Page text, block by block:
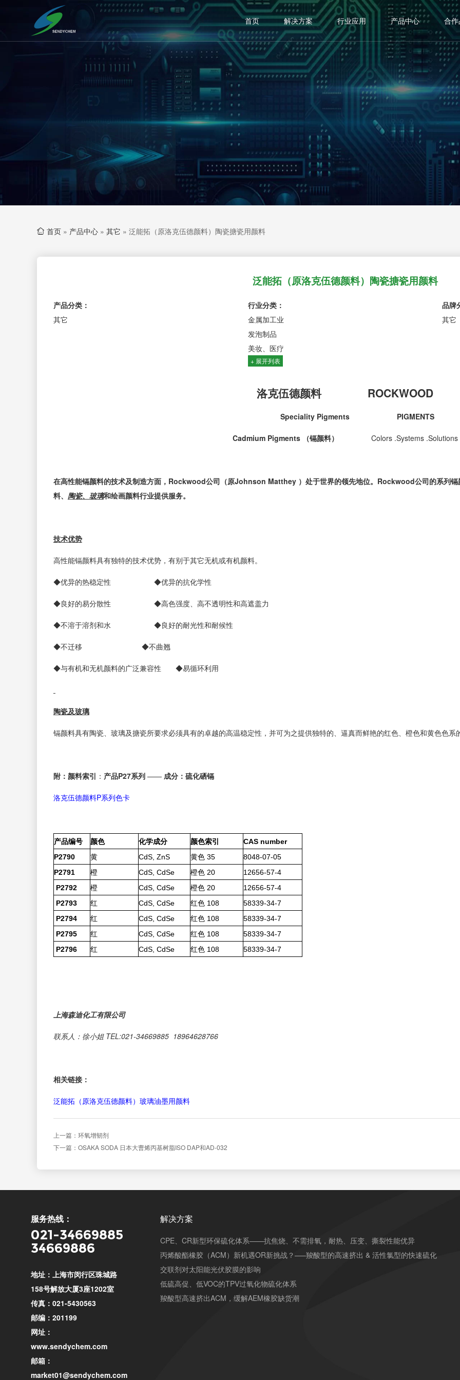
首页 解决方案 行业应用 产品中心 合
首页 » 产品中心 » 其它 » 泛能拓（原洛克伍德颜料）陶瓷搪瓷用颜料
泛能拓（原洛克伍德颜料）陶瓷搪瓷用颜料
产品分类：
其它
行业分类：
金属加工业
发泡制品
美妆、医疗
+ 展开列表
品牌
其它
洛克伍德颜料 ROCKWOOD
Speciality Pigments PIGMENTS
Cadmium Pigments（镉颜料） Colors .Systems .Solutions
在高性能镉颜料的技术及制造方面，Rockwood公司（原Johnson Matthey ）处于世界的领先地位。Rockwood公司的系列镉
料、 陶瓷、玻璃和绘画颜料行业提供服务。
技术优势
高性能镉颜料具有独特的技术优势，有别于其它无机或有机颜料。
◆优异的热稳定性 ◆优异的抗化学性
◆良好的易分散性 ◆高色强度、高不透明性和高遮盖力
◆不溶于溶剂和水 ◆良好的耐光性和耐候性
◆不迁移 ◆不曲翘
◆与有机和无机颜料的广泛兼容性 ◆易循环利用
陶瓷及玻璃
镉颜料具有陶瓷、玻璃及搪瓷所要求必须具有的卓越的高温稳定性，并可为之提供独特的、逼真而鲜艳的红色、橙色和黄色色系
附：颜料索引 ： 产品P27系列——成分：硫化硒镉
洛克伍德颜料P系列色卡
产品编号 颜色 化学成分 颜色索引
CAS number
P2790
黄 CdS, ZnS 黄色 35
8048-07-05
P2791
橙 CdS, CdSe 橙色 20
12656-57-4
P2792
橙 CdS, CdSe 橙色 20
12656-57-4
P2793
红 CdS, CdSe 红色 108
58339-34-7
P2794
红 CdS, CdSe 红色 108
58339-34-7
P2795
红 CdS, CdSe 红色 108
58339-34-7
P2796
红 CdS, CdSe 红色 108 58339-34-7
上海森迪化工有限公司
联系人： 徐小姐 TEL:021-34669885 18964628766
相关链接：
泛能拓（原洛克伍德颜料）玻璃油墨用颜料
上一篇：环氧增韧剂
下一篇：OSAKA SODA 日本大曹烯丙基树脂ISO DAP和AD-032
服务热线：
021-34669885
34669886
地址：上海市闵行区珠城路
158号解放大厦3座1202室
传真：021-5430563
邮编：201199
网址：
www.sendychem.com
邮箱：
market01@sendychem.com
解决方案
CPE、CR新型环保硫化体系——抗焦烧、不需排氧，耐热、压变、撕裂性能优异
丙烯酸酯橡胶（ACM）新机遇OR新挑战？—–羧酸型的高速挤出 & 活性氯型的快速硫化
交联剂对太阳能光伏胶膜的影响
低硫高促、低VOC的TPV过氧化物硫化体系
羧酸型高速挤出ACM，缓解AEM橡胶缺货潮